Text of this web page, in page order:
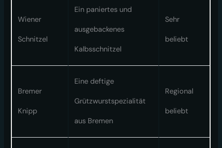
Wiener
Schnitzel
Ein paniertes und
ausgebackenes
Kalbsschnitzel
Sehr
beliebt
Bremer
Knipp
Eine deftige
Grützwurstspezialität
aus Bremen
Regional
beliebt